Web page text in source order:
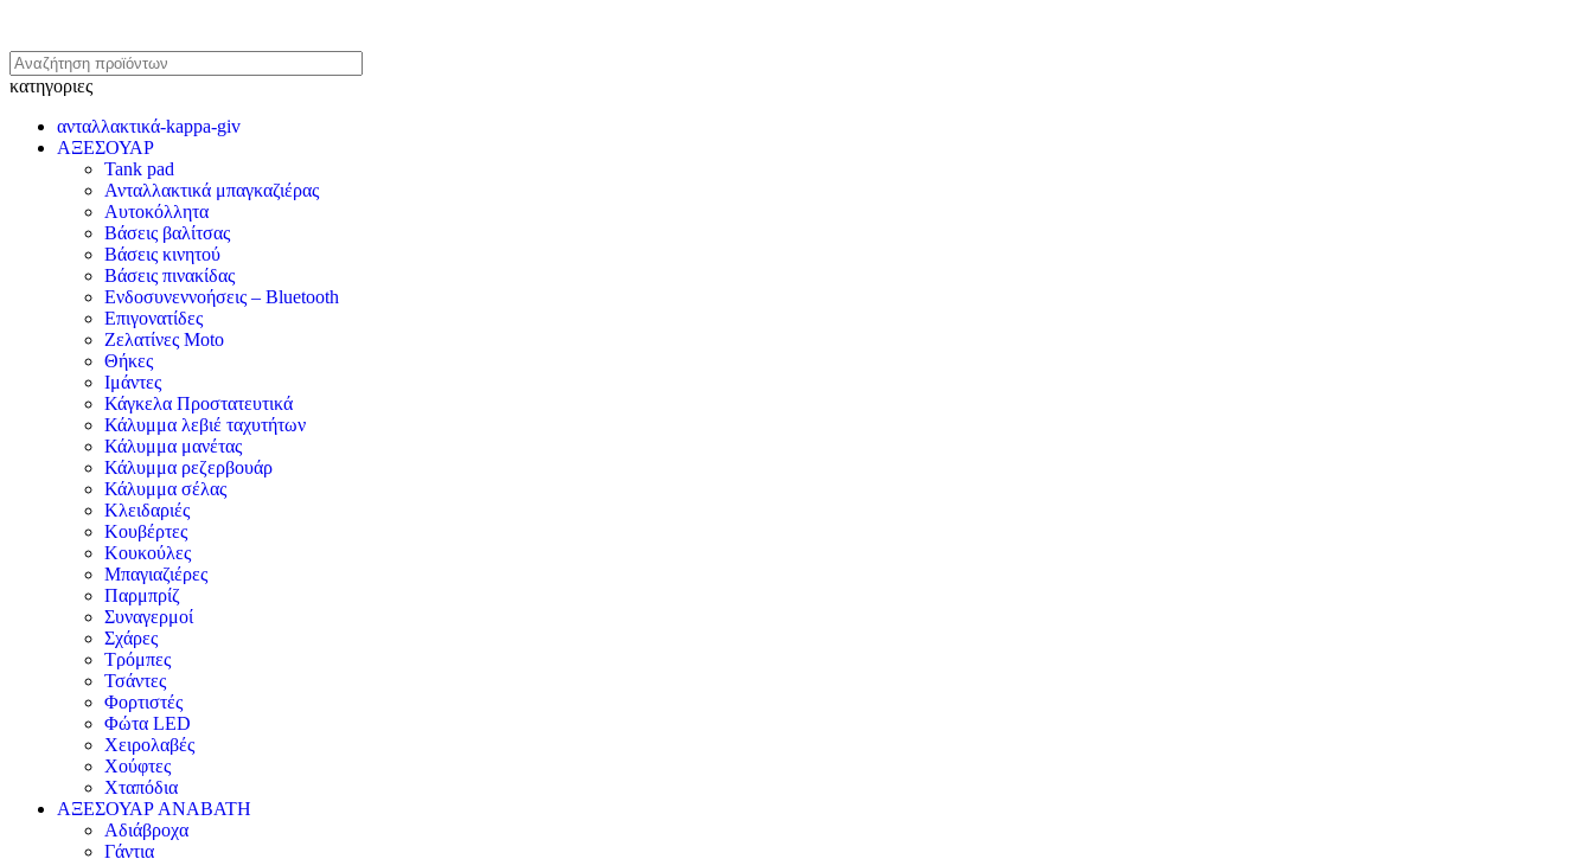
κατηγοριες
ανταλλακτικά-kappa-giv
ΑΞΕΣΟΥΑΡ
Tank pad
Ανταλλακτικά μπαγκαζιέρας
Αυτοκόλλητα
Βάσεις βαλίτσας
Βάσεις κινητού
Βάσεις πινακίδας
Ενδοσυνεννοήσεις – Bluetooth
Επιγονατίδες
Ζελατίνες Moto
Θήκες
Ιμάντες
Κάγκελα Προστατευτικά
Κάλυμμα λεβιέ ταχυτήτων
Κάλυμμα μανέτας
Κάλυμμα ρεζερβουάρ
Κάλυμμα σέλας
Κλειδαριές
Κουβέρτες
Κουκούλες
Μπαγιαζιέρες
Παρμπρίζ
Συναγερμοί
Σχάρες
Τρόμπες
Τσάντες
Φορτιστές
Φώτα LED
Χειρολαβές
Χούφτες
Χταπόδια
ΑΞΕΣΟΥΑΡ ΑΝΑΒΑΤΗ
Αδιάβροχα
Γάντια